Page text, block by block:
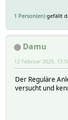
1 Person(en) gefällt
Damu
12 Februar 2025,
Der Reguläre
versucht und